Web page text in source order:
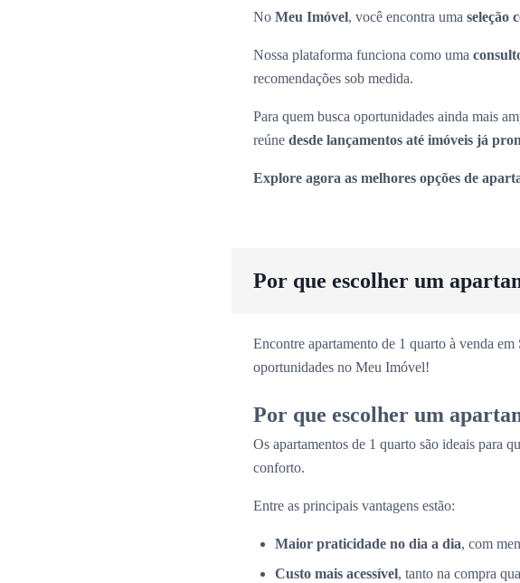
No Meu Imóvel, você encontra uma seleção
Nossa plataforma funciona como uma
recomendações sob medida.
Para quem busca oportunidades ainda mais
reúne desde lançamentos até imóveis já
Explore agora as melhores opções de
Por que escolher um
Encontre apartamento de 1 quarto à venda
oportunidades no Meu Imóvel!
Por que escolher um
Os apartamentos de 1 quarto são ideais para
conforto.
Entre as principais vantagens estão:
Maior praticidade no dia a dia, com
Custo mais acessível, tanto na compra